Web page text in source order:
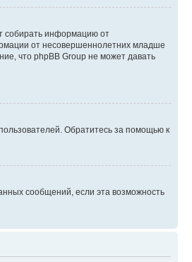
собирать информацию от
от несовершеннолетних младше
что phpBB Group не может давать
Обратитесь за помощью к
сообщений, если эта возможность